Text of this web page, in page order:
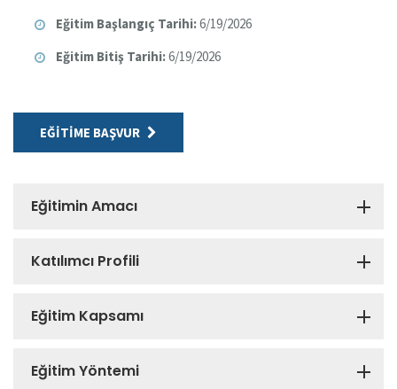
Eğitim Başlangıç Tarihi:6/19/2026
Eğitim Bitiş Tarihi:6/19/2026
EĞITIME BAŞVUR
Eğitimin Amacı
Katılımcı Profili
Eğitim Kapsamı
Eğitim Yöntemi